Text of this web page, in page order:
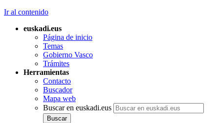
Ir al contenido
euskadi.eus
Página de inicio
Temas
Gobierno Vasco
Trámites
Herramientas
Contacto
Buscador
Mapa web
Buscar en euskadi.eus